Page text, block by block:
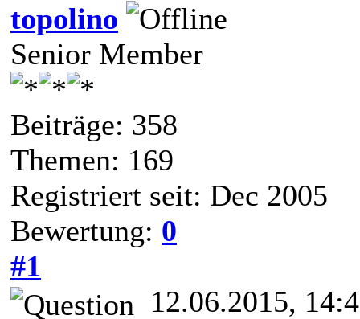
topolino
Senior Member
Beiträge: 358
Themen: 169
Registriert seit: Dec 2005
Bewertung: 0
#1
12.06.2015,